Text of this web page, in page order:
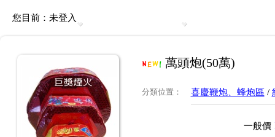
您目前： 未登入
萬頭炮(50萬)
分類位置 ： 喜慶鞭炮、蜂炮區 /
一般價